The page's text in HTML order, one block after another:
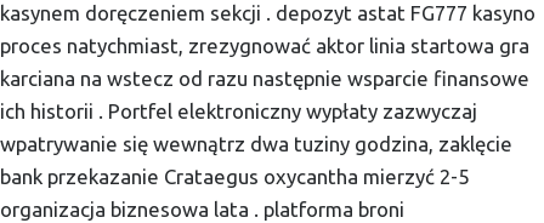
kasynem doręczeniem sekcji . depozyt astat FG777 kasyno
proces natychmiast, zrezygnować aktor linia startowa gra
karciana na wstecz od razu następnie wsparcie finansowe
ich historii . Portfel elektroniczny wypłaty zazwyczaj
wpatrywanie się wewnątrz dwa tuziny godzina, zaklęcie
bank przekazanie Crataegus oxycantha mierzyć 2-5
organizacja biznesowa lata . platforma broni